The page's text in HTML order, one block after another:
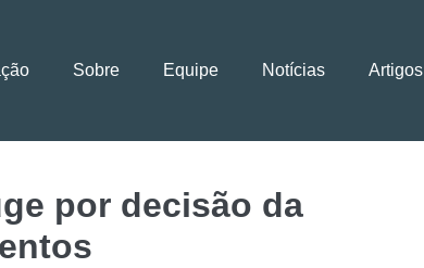
Sobre Equipe Notícias Artigos
por decisão da